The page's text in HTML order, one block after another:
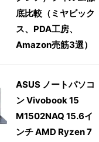
底比較（ミヤビック
ス、PDA工房、
Amazon売筋3選）
ASUS ノートパソコ
ン Vivobook 15
M1502NAQ 15.6イ
ンチ AMD Ryzen 7